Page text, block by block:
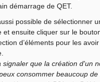
démarrage de QET.
possible de sélectionner
et ensuite cliquer sur le
d’éléments pour les
signaler que la création d'un
consommer beaucoup de